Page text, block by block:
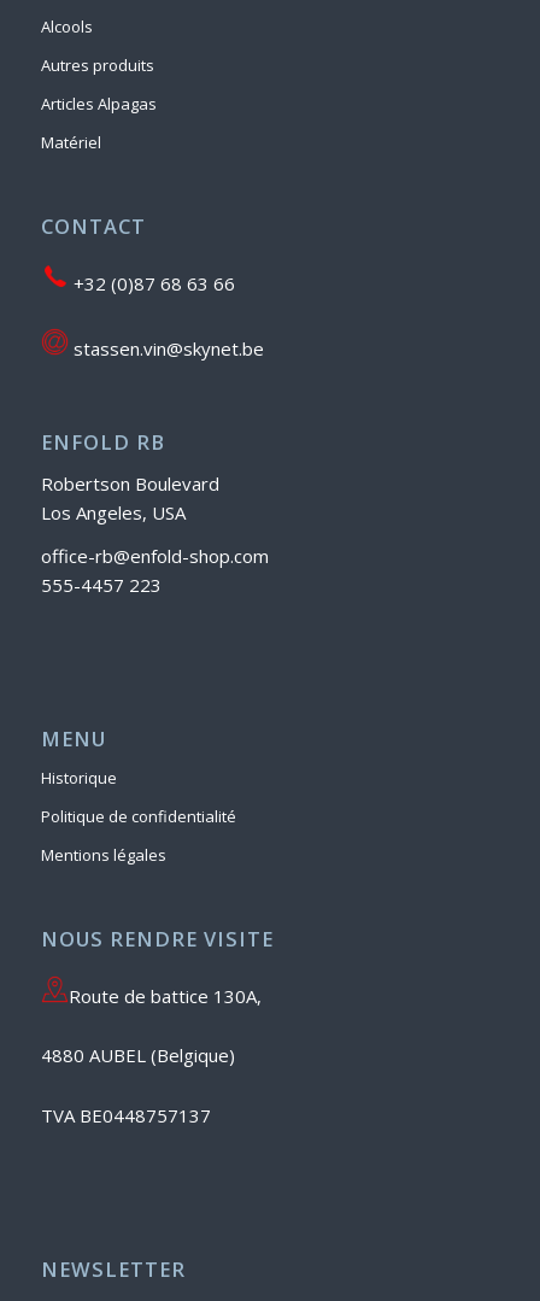
Alcools
Autres produits
Articles Alpagas
Matériel
CONTACT
+32 (0)87 68 63 66
stassen.vin@skynet.be
ENFOLD RB
Robertson Boulevard
Los Angeles, USA
office-rb@enfold-shop.com
555-4457 223
MENU
Historique
Politique de confidentialité
Mentions légales
NOUS RENDRE VISITE
Route de battice 130A,
4880 AUBEL (Belgique)
TVA BE0448757137
NEWSLETTER